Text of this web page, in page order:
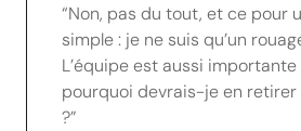
“Non, pas du tout, et ce pour
simple : je ne suis qu’un
L’équipe est aussi
pourquoi devrais-je en
?”